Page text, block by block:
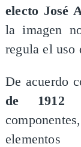
electo José
la imagen
regula el uso
De acuerdo
de 1912